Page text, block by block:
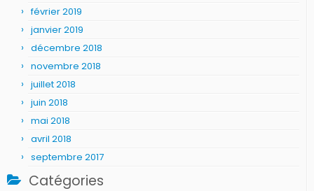
février 2019
janvier 2019
décembre 2018
novembre 2018
juillet 2018
juin 2018
mai 2018
avril 2018
septembre 2017
Catégories